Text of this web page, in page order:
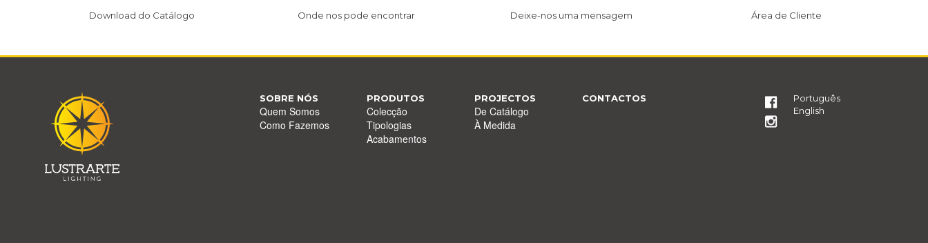
Download do Catálogo Onde nos pode encontrar Deixe-nos uma mensagem Área de Cliente
SOBRE NÓS
Quem Somos
Como Fazemos
PRODUTOS
Colecção
Tipologias
Acabamentos
PROJECTOS
De Catálogo
À Medida
CONTACTOS
Português
English